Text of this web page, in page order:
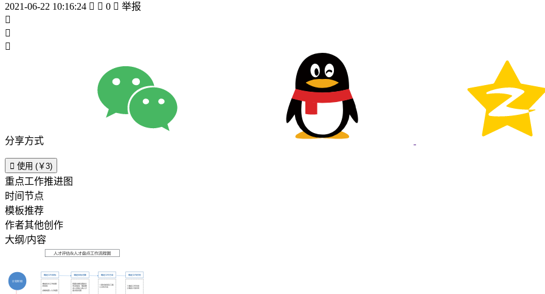
2021-06-22 10:16:24   0  举报



分享方式
 使用 (￥3)
重点工作推进图
时间节点
模板推荐
作者其他创作
大纲/内容